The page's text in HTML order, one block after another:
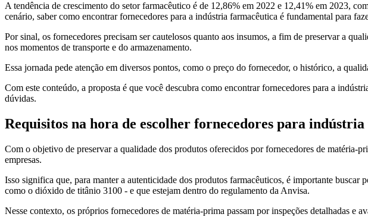
A tendência de crescimento do setor farmacêutico é de 12,86% em 2022 e 12,41% em 2023,
cenário, saber como encontrar fornecedores para a indústria farmacêutica é fundamental para
Por sinal, os fornecedores precisam ser cautelosos quanto aos insumos, a fim de preservar a
nos momentos de transporte e do armazenamento.
Essa jornada pede atenção em diversos pontos, como o preço do fornecedor, o histórico, a
Com este conteúdo, a proposta é que você descubra como encontrar fornecedores para a
dúvidas.
Requisitos na hora de escolher fornecedores para
Com o objetivo de preservar a qualidade dos produtos oferecidos por fornecedores de matéria-
empresas.
Isso significa que, para manter a autenticidade dos produtos farmacêuticos, é importante
como o dióxido de titânio 3100 - e que estejam dentro do regulamento da Anvisa.
Nesse contexto, os próprios fornecedores de matéria-prima passam por inspeções detalhadas e